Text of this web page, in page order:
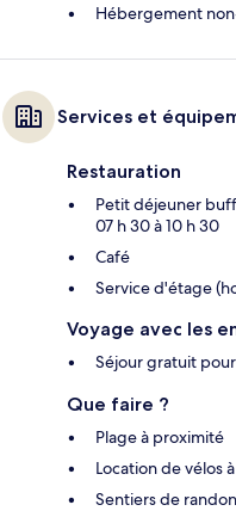
Hébergement
Services et
Restauration
Petit déjeuner
07 h 30 à 10 h 30
Café
Service d'étage
Voyage avec les
Séjour gratuit
Que faire ?
Plage à proximité
Location de vélos
Sentiers de